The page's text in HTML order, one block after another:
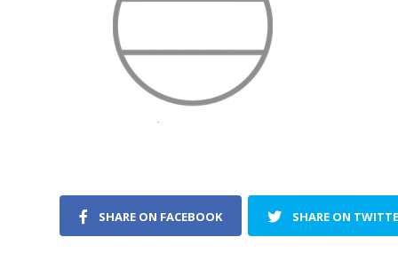
SHARE ON FACEBOOK SHARE ON